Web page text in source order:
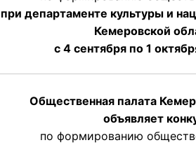
при департаменте культуры и
Кемеровской
с 4 сентября по 1
Общественная палата
объявляет
по формированию